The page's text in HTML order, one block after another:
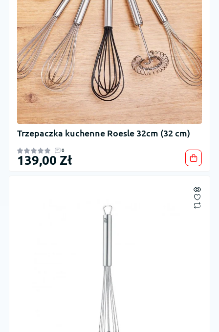
Trzepaczka kuchenne Roesle 32cm (32 cm)
0
139,00 Zł